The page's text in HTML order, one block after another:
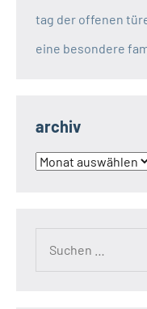
tag der offenen
eine besondere
archiv
archiv